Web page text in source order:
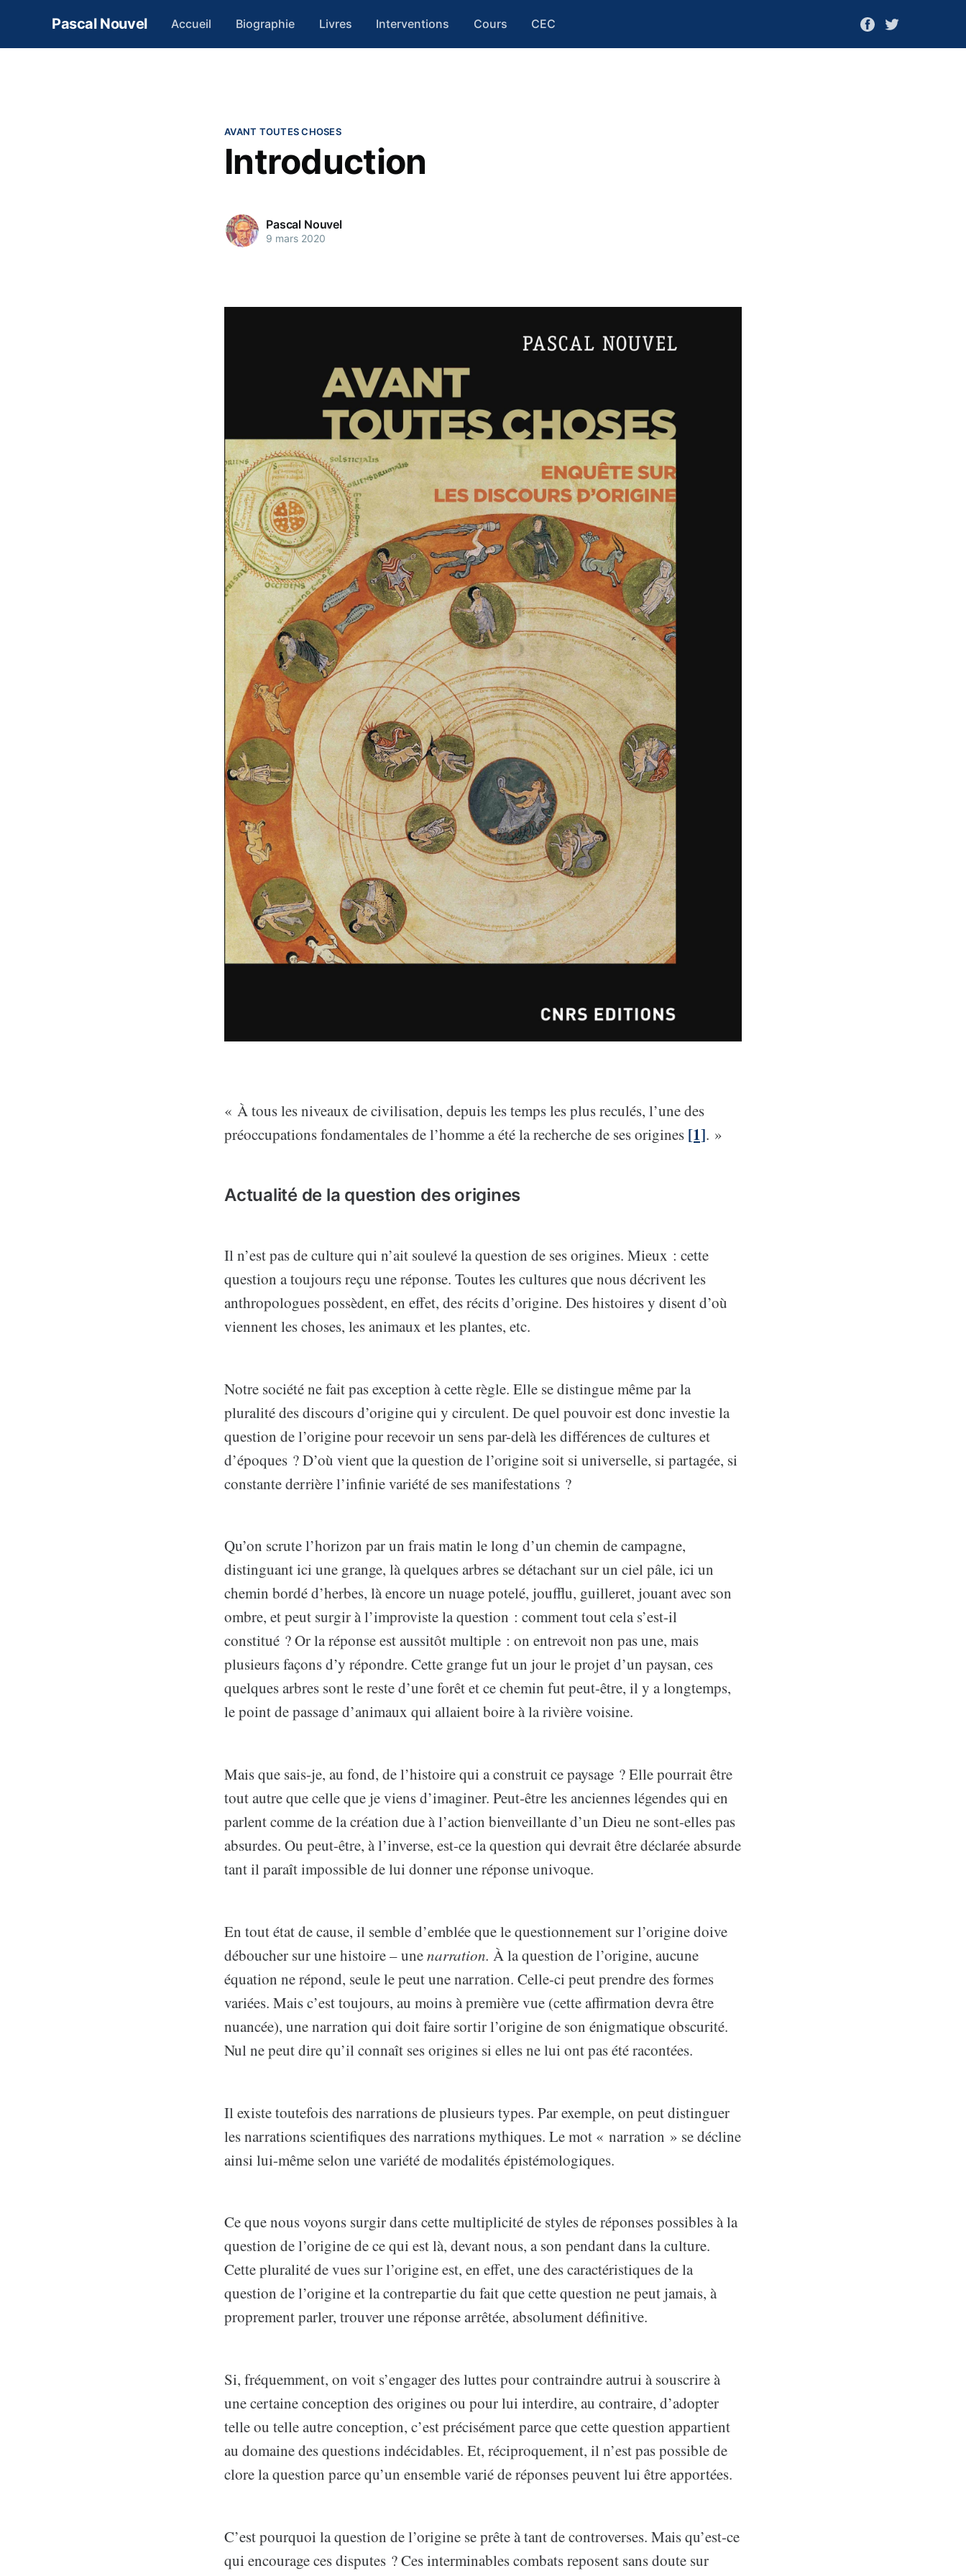
Pascal Nouvel Accueil Biographie Livres Interventions Cours CEC
AVANT TOUTES CHOSES
Introduction
Pascal Nouvel
9 mars 2020
« À tous les niveaux de civilisation, depuis les temps les plus reculés, l’une des
préoccupations fondamentales de l’homme a été la recherche de ses origines [1]. »
Actualité de la question des origines
Il n’est pas de culture qui n’ait soulevé la question de ses origines. Mieux : cette
question a toujours reçu une réponse. Toutes les cultures que nous décrivent les
anthropologues possèdent, en effet, des récits d’origine. Des histoires y disent d’où
viennent les choses, les animaux et les plantes, etc.
Notre société ne fait pas exception à cette règle. Elle se distingue même par la
pluralité des discours d’origine qui y circulent. De quel pouvoir est donc investie la
question de l’origine pour recevoir un sens par-delà les différences de cultures et
d’époques ? D’où vient que la question de l’origine soit si universelle, si partagée, si
constante derrière l’infinie variété de ses manifestations ?
Qu’on scrute l’horizon par un frais matin le long d’un chemin de campagne,
distinguant ici une grange, là quelques arbres se détachant sur un ciel pâle, ici un
chemin bordé d’herbes, là encore un nuage potelé, joufflu, guilleret, jouant avec son
ombre, et peut surgir à l’improviste la question : comment tout cela s’est-il
constitué ? Or la réponse est aussitôt multiple : on entrevoit non pas une, mais
plusieurs façons d’y répondre. Cette grange fut un jour le projet d’un paysan, ces
quelques arbres sont le reste d’une forêt et ce chemin fut peut-être, il y a longtemps,
le point de passage d’animaux qui allaient boire à la rivière voisine.
Mais que sais-je, au fond, de l’histoire qui a construit ce paysage ? Elle pourrait être
tout autre que celle que je viens d’imaginer. Peut-être les anciennes légendes qui en
parlent comme de la création due à l’action bienveillante d’un Dieu ne sont-elles pas
absurdes. Ou peut-être, à l’inverse, est-ce la question qui devrait être déclarée absurde
tant il paraît impossible de lui donner une réponse univoque.
En tout état de cause, il semble d’emblée que le questionnement sur l’origine doive
déboucher sur une histoire – unenarration. À la question de l’origine, aucune
équation ne répond, seule le peut une narration. Celle-ci peut prendre des formes
variées. Mais c’est toujours, au moins à première vue (cette affirmation devra être
nuancée), une narration qui doit faire sortir l’origine de son énigmatique obscurité.
Nul ne peut dire qu’il connaît ses origines si elles ne lui ont pas été racontées.
Il existe toutefois des narrations de plusieurs types. Par exemple, on peut distinguer
les narrations scientifiques des narrations mythiques. Le mot « narration » se décline
ainsi lui-même selon une variété de modalités épistémologiques.
Ce que nous voyons surgir dans cette multiplicité de styles de réponses possibles à la
question de l’origine de ce qui est là, devant nous, a son pendant dans la culture.
Cette pluralité de vues sur l’origine est, en effet, une des caractéristiques de la
question de l’origine et la contrepartie du fait que cette question ne peut jamais, à
proprement parler, trouver une réponse arrêtée, absolument définitive.
Si, fréquemment, on voit s’engager des luttes pour contraindre autrui à souscrire à
une certaine conception des origines ou pour lui interdire, au contraire, d’adopter
telle ou telle autre conception, c’est précisément parce que cette question appartient
au domaine des questions indécidables. Et, réciproquement, il n’est pas possible de
clore la question parce qu’un ensemble varié de réponses peuvent lui être apportées.
C’est pourquoi la question de l’origine se prête à tant de controverses. Mais qu’est-ce
qui encourage ces disputes ? Ces interminables combats reposent sans doute sur